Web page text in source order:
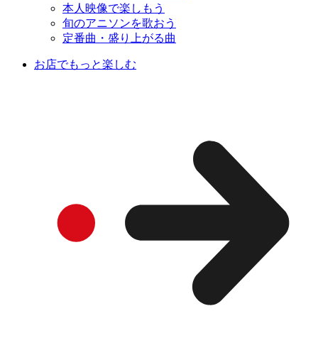
本人映像で楽しもう
旬のアニソンを歌おう
定番曲・盛り上がる曲
お店でもっと楽しむ